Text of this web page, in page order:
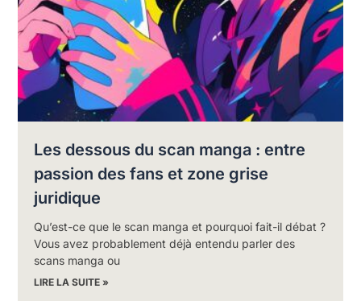
Les dessous du scan manga : entre
passion des fans et zone grise
juridique
Qu’est-ce que le scan manga et pourquoi fait-il débat ?
Vous avez probablement déjà entendu parler des
scans manga ou
LIRE LA SUITE »